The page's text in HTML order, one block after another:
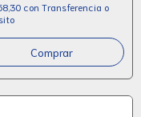
con Transferencia o